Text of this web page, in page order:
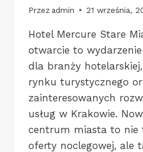
Przez admin 21 września,
Hotel Mercure Stare
otwarcie to
dla branży
rynku turystycznego
zainteresowanych
usług w Krakowie.
centrum miasta to nie
oferty noclegowej, ale